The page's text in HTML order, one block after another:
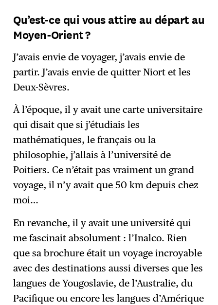
Qu’est-ce qui vous attire au départ au
Moyen-Orient ?
J’avais envie de voyager, j’avais envie de
partir. J’avais envie de quitter Niort et les
Deux-Sèvres.
À l’époque, il y avait une carte universitaire
qui disait que si j’étudiais les
mathématiques, le français ou la
philosophie, j’allais à l’université de
Poitiers. Ce n’était pas vraiment un grand
voyage, il n’y avait que 50 km depuis chez
moi…
En revanche, il y avait une université qui
me fascinait absolument : l’Inalco. Rien
que sa brochure était un voyage incroyable
avec des destinations aussi diverses que les
langues de Yougoslavie, de l’Australie, du
Pacifique ou encore les langues d’Amérique